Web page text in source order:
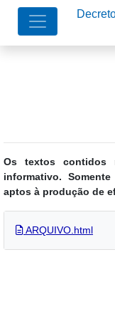
Os textos contidos
informativo.
aptos à produção de
ARQUIVO.html